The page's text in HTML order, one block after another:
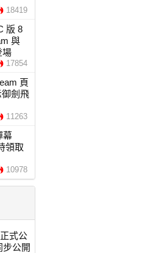
18419
版 8
與
場
17854
頁
劍飛
11263
幕
領取
10978
式公
公開